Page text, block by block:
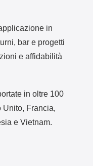
in
bar e progetti
e affidabilità
in oltre 100
Unito, Francia,
e Vietnam.